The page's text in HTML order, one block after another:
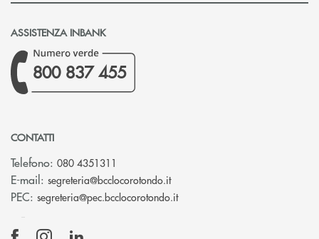
ASSISTENZA INBANK
800 837 455
CONTATTI
Telefono: 080 4351311
E-mail: segreteria@bcclocorotondo.it(si apre l’app di posta
PEC: segreteria@pec.bcclocorotondo.it(si apre l’app di posta